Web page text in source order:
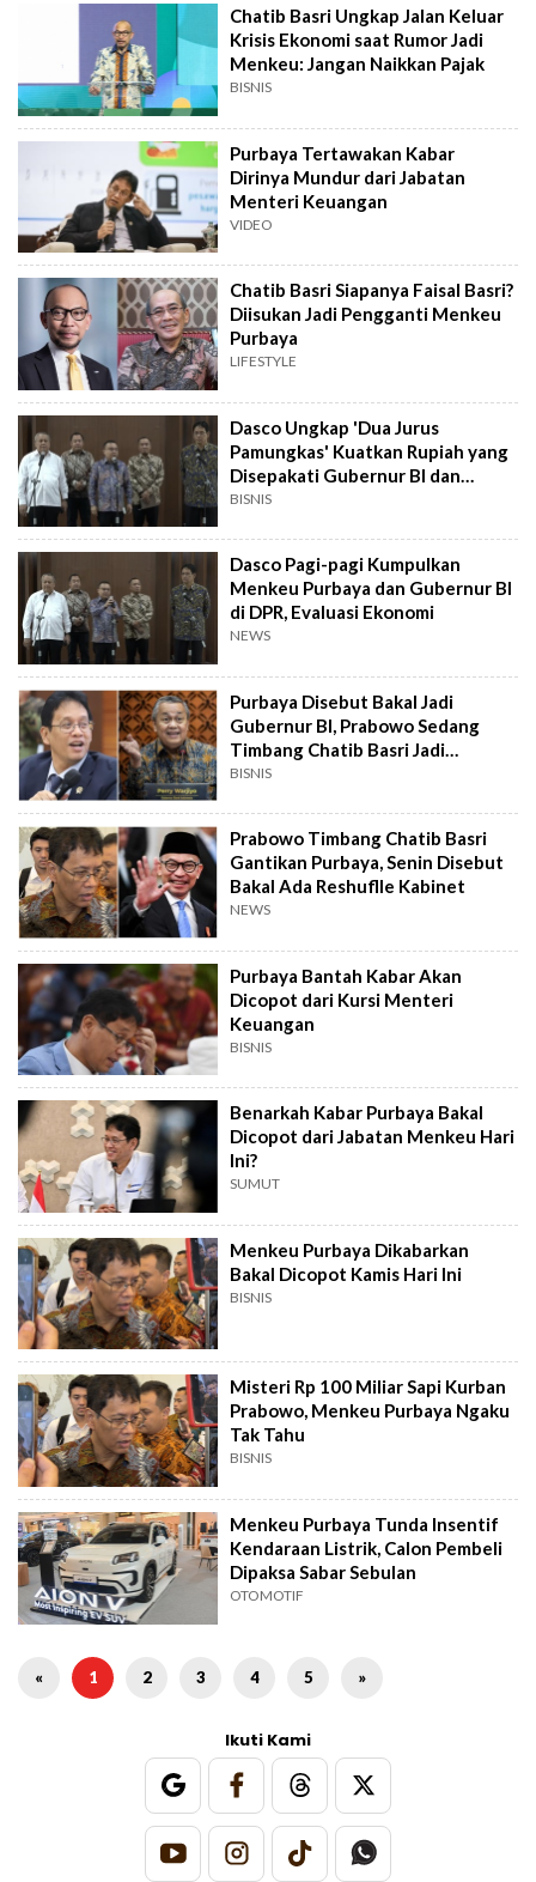
Chatib Basri Ungkap Jalan Keluar
Krisis Ekonomi saat Rumor Jadi
Menkeu: Jangan Naikkan Pajak
BISNIS
Purbaya Tertawakan Kabar
Dirinya Mundur dari Jabatan
Menteri Keuangan
VIDEO
Chatib Basri Siapanya Faisal Basri?
Diisukan Jadi Pengganti Menkeu
Purbaya
LIFESTYLE
Dasco Ungkap 'Dua Jurus
Pamungkas' Kuatkan Rupiah yang
Disepakati Gubernur BI dan
Menkeu Purbaya
BISNIS
Dasco Pagi-pagi Kumpulkan
Menkeu Purbaya dan Gubernur BI
di DPR, Evaluasi Ekonomi
NEWS
Purbaya Disebut Bakal Jadi
Gubernur BI, Prabowo Sedang
Timbang Chatib Basri Jadi
Menkeu
BISNIS
Prabowo Timbang Chatib Basri
Gantikan Purbaya, Senin Disebut
Bakal Ada Reshuflle Kabinet
NEWS
Purbaya Bantah Kabar Akan
Dicopot dari Kursi Menteri
Keuangan
BISNIS
Benarkah Kabar Purbaya Bakal
Dicopot dari Jabatan Menkeu Hari
Ini?
SUMUT
Menkeu Purbaya Dikabarkan
Bakal Dicopot Kamis Hari Ini
BISNIS
Misteri Rp 100 Miliar Sapi Kurban
Prabowo, Menkeu Purbaya Ngaku
Tak Tahu
BISNIS
Menkeu Purbaya Tunda Insentif
Kendaraan Listrik, Calon Pembeli
Dipaksa Sabar Sebulan
OTOMOTIF
« 1 2 3 4 5 »
Ikuti Kami